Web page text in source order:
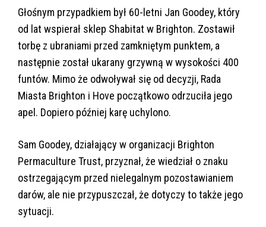
Głośnym przypadkiem był 60-letni Jan Goodey, który
od lat wspierał sklep Shabitat w Brighton. Zostawił
torbę z ubraniami przed zamkniętym punktem, a
następnie został ukarany grzywną w wysokości 400
funtów. Mimo że odwoływał się od decyzji, Rada
Miasta Brighton i Hove początkowo odrzuciła jego
apel. Dopiero później karę uchylono.
Sam Goodey, działający w organizacji Brighton
Permaculture Trust, przyznał, że wiedział o znaku
ostrzegającym przed nielegalnym pozostawianiem
darów, ale nie przypuszczał, że dotyczy to także jego
sytuacji.